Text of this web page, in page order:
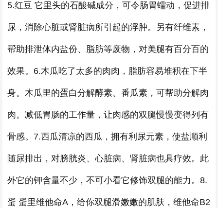
5.红豆 它里头的石酸碱成分，可令肠胃蠕动，促进排
尿，消除心脏或肾脏病所引起的浮肿。另有纤维素，
帮助排泄体内盐份、脂肪等废物，对美腿有百分百的
效果。6.木瓜吃了太多的肉肉，脂肪容易堆积在下半
身。木瓜里的蛋白分解酵素、番瓜素，可帮助分解肉
肉。减低胃肠的工作量，让肉感的双腿慢慢变得列有
骨感。7.西瓜清凉的西瓜，拥有利尿元素，使盐顺利
随尿排出，对膀胱炎、心脏病、肾脏病也具疗效。此
外它的钾含量不少，不可小看它修饰双腿的能力。8.
蛋 蛋里维他命A，给你双腿滑嫩嫩的肌肤，维他命B2